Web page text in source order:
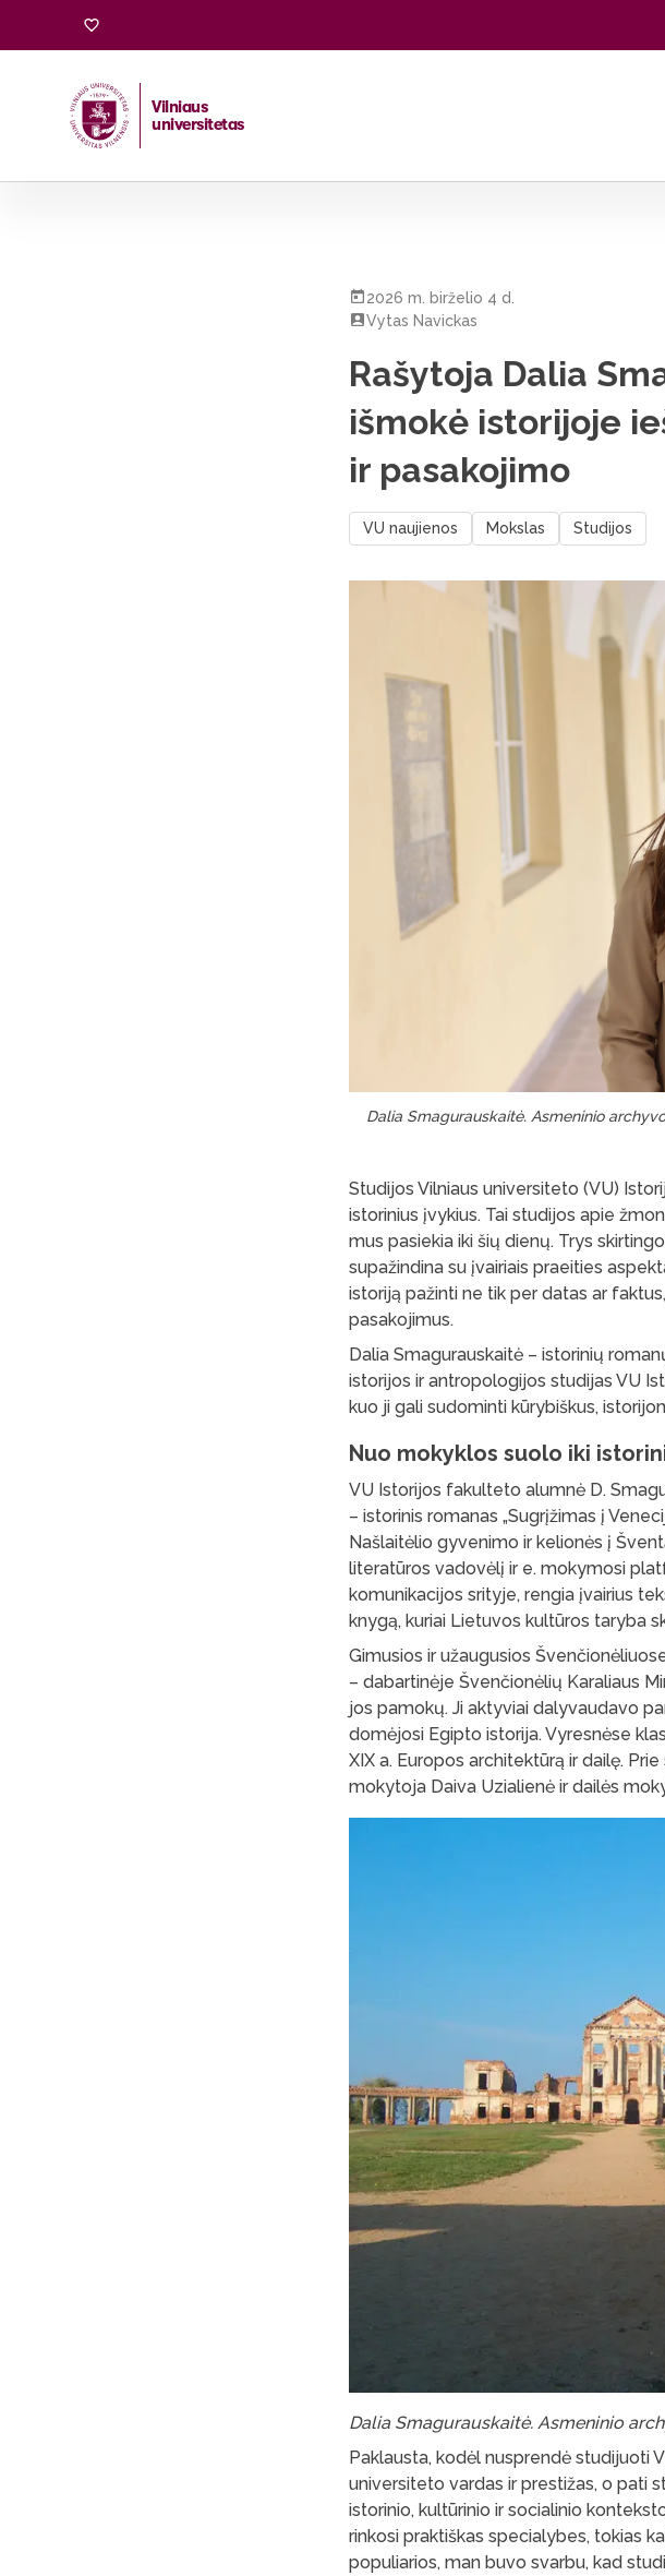
Vilniaus
universitetas
2026 m. birželio 4 d.
Vytas Navickas
Rašytoja Dalia
išmokė istorijoje
ir pasakojimo
VU naujienos Mokslas Studijos
Dalia Smagurauskaitė. Asmeninio
Studijos Vilniaus universiteto (VU)
istorinius įvykius. Tai studijos apie
mus pasiekia iki šių dienų. Trys
supažindina su įvairiais praeities
istoriją pažinti ne tik per datas ar
pasakojimus.
Dalia Smagurauskaitė – istorinių
istorijos ir antropologijos studijas VU
kuo ji gali sudominti kūrybiškus,
Nuo mokyklos suolo iki
VU Istorijos fakulteto alumnė D.
– istorinis romanas „Sugrįžimas į
Našlaitėlio gyvenimo ir kelionės į
literatūros vadovėlį ir e. mokymosi
komunikacijos srityje, rengia įvairius
knygą, kuriai Lietuvos kultūros taryba
Gimusios ir užaugusios
– dabartinėje Švenčionėlių Karaliaus
jos pamokų. Ji aktyviai dalyvaudavo
domėjosi Egipto istorija. Vyresnėse
XIX a. Europos architektūrą ir dailę.
mokytoja Daiva Uzialienė ir dailės
Dalia Smagurauskaitė. Asmeninio
Paklausta, kodėl nusprendė studijuoti
universiteto vardas ir prestižas, o pati
istorinio, kultūrinio ir socialinio
rinkosi praktiškas specialybes, tokias
populiarios, man buvo svarbu, kad